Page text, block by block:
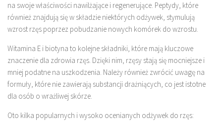
na swoje właściwości nawilżające i regenerujące. Peptydy, które
również znajdują się w składzie niektórych odżywek, stymulują
wzrost rzęs poprzez pobudzanie nowych komórek do wzrostu.
Witamina E i biotyna to kolejne składniki, które mają kluczowe
znaczenie dla zdrowia rzęs. Dzięki nim, rzęsy stają się mocniejsze i
mniej podatne na uszkodzenia. Należy również zwrócić uwagę na
formuły, które nie zawierają substancji drażniących, co jest istotne
dla osób o wrażliwej skórze.
Oto kilka popularnych i wysoko ocenianych odżywek do rzęs: